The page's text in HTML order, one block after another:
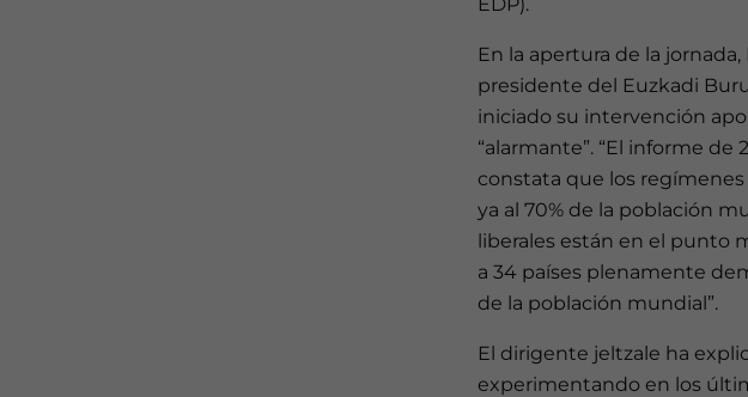
En la apertura de la
presidente del Euzkadi
iniciado su intervención
“alarmante”. “El informe
constata que los
ya al 70% de la población
liberales están en el punto
a 34 países plenamente
de la población mundial”.
El dirigente jeltzale ha
experimentando en los